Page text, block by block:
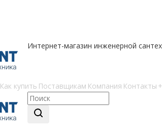
Интернет-магазин инженерной
Как купить Поставщикам Компания Контакты